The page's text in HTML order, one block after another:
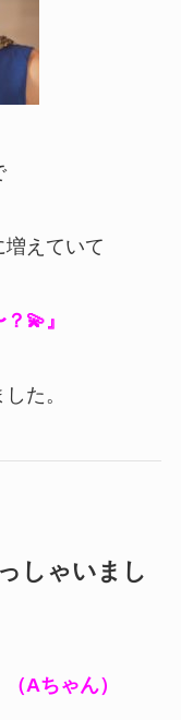
えていて
💫』
た。
しゃいまし
Aちゃん）